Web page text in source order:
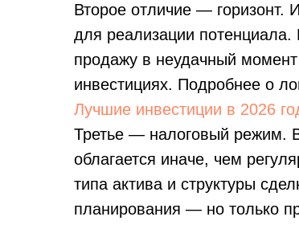
Второе отличие — горизонт.
для реализации потенциала.
продажу в неудачный
инвестициях. Подробнее о
Лучшие инвестиции в 2026
Третье — налоговый режим.
облагается иначе, чем
типа актива и структуры
планирования — но только